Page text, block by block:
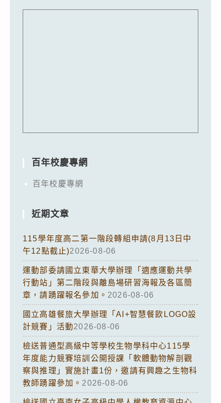
百年校慶專網
百年校慶專網
近期文章
115學年度高二第一階段轉組申請(8月13日中
午12點截止)2026-08-06
運動部委請國立東華大學辦理「適應運動共學
行動站」第二階段與離島場研習海報及各區簡
章，請踴躍報名參加。 2026-08-06
國立高雄餐旅大學辦理「AI+智慧餐飲LOGO設
計競賽」活動2026-08-06
檢送普通型高級中等學校生物學科中心115學
年度能力競賽培訓公開授課「軟體動物解剖觀
察與推理」實施計畫1份，邀請有興趣之生物科
教師踴躍參加。 2026-08-06